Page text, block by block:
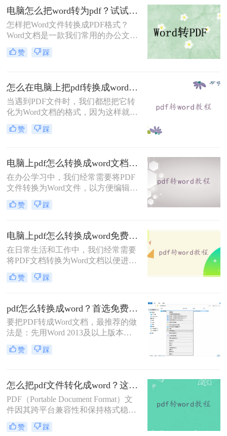
和编辑。那么电脑怎么把pdf转换成
word呢？本文将为您介绍几种方法和
工具，让您轻松实现这个目标。
电脑怎么把word转为pdf？试试这二种转换方法
怎样把Word文件转换成PDF格式？
Word文档是一款我们常用的办公文档
编辑软件，我们常用Word来编辑文
案，在发送文件之前，我们都会将其
把word转为pdf？我会有一个非常有效
的办法，来看一下word转pdf具体步
骤。
赞 踩
怎么在电脑上把pdf转换成word？转转大师在线转换就能解决！
当遇到PDF文件时，我们都想把它转
化为Word文档的格式，因为这样就能
编辑PDF文件了。那么你知道怎么在
电脑上把pdf转换成word吗？说到格式
次遇到这种问题就不用担心了。
赞 踩
电脑上pdf怎么转换成word文档？你可以试着这样在线转换~
在办公学习中，我们经常需要将PDF
文件转换为Word文件，以方便编辑和
排版。但是，很多人在尝试转换时却
遇到了困难。今天，我们就来介绍一
轻松转换，愉快办公！
赞 踩
电脑上pdf怎么转换成word免费？分享3种方法简单易学！
在日常生活和工作中，我们经常需要
将PDF文档转换为Word文档以便进行
编辑、修改或格式调整。尽管市面上
有许多专业的转换软件，但也有一些
求。那么电脑上pdf怎么转换成word免
费呢？以下是三种免费将PDF转换成
Word的方法。
赞 踩
pdf怎么转换成word？首选免费工具，复杂文件再上专业软件！
要把PDF转成Word文档，最推荐的做
法是：先用Word 2013及以上版本直
接打开PDF（免费、无损）、再用
Google Drive在线转换（免费、云
底。
赞 踩
怎么把pdf文件转化成word？这三个方法让你快速操作！
PDF（Portable Document Format）文
件因其跨平台兼容性和保持格式稳定
性的特点，广泛应用于各个领域。然
而，当我们需要对PDF内容进行编辑
赞 踩